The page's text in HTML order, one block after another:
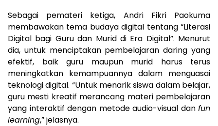
Sebagai pemateri ketiga, Andri Fikri Paokuma
membawakan tema budaya digital tentang “Literasi
Digital bagi Guru dan Murid di Era Digital”. Menurut
dia, untuk menciptakan pembelajaran daring yang
efektif, baik guru maupun murid harus terus
meningkatkan kemampuannya dalam menguasai
teknologi digital. “Untuk menarik siswa dalam belajar,
guru mesti kreatif merancang materi pembelajaran
yang interaktif dengan metode audio-visual dan fun
learning,” jelasnya.